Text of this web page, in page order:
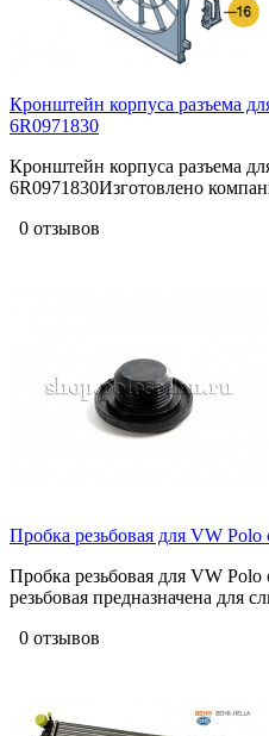
Кронштейн корпуса разъема
6R0971830
Кронштейн корпуса разъема
6R0971830Изготовлено
0 отзывов
Пробка резьбовая для VW
Пробка резьбовая для VW
резьбовая предназначена для
0 отзывов